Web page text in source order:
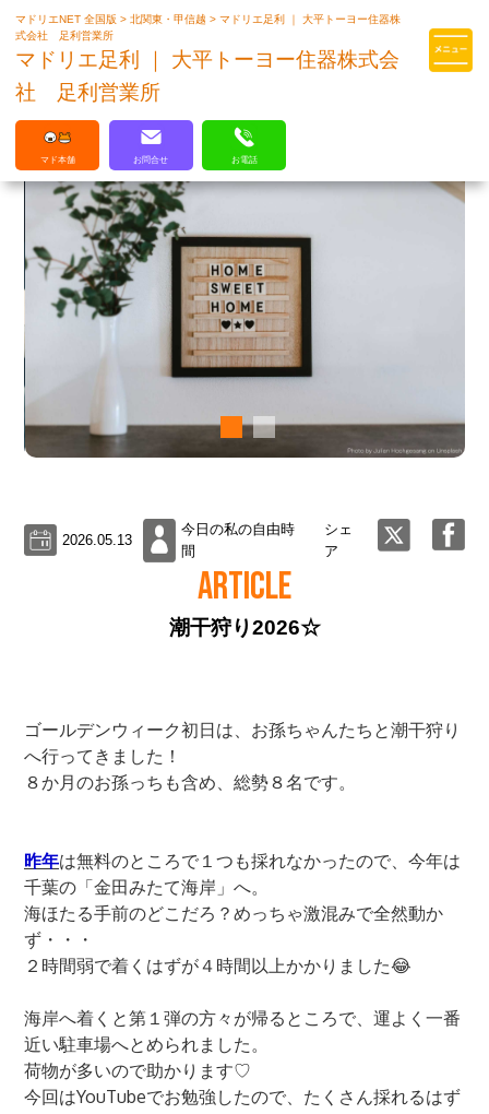
マドリエはLIXILの厳しい基準を
マドリエNET 全国版>北関東・甲信越>マドリエ足利 ｜ 大平トーヨー住器株
式会社 足利営業所
マドリエ足利 ｜ 大平トーヨー住器株式会
社 足利営業所
マド本舗 お問合せ お電話
2026.05.13
今日の私の自由時
間
シェ
ア
ARTICLE
潮干狩り2026☆